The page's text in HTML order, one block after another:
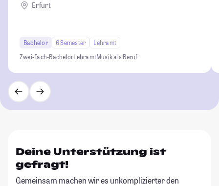
Erfurt
Bachelor 6 Semester
Lehramt
Zwei-Fach-BachelorLehramtMusik als Beruf
Deine Unterstützung ist
gefragt!
Gemeinsam machen wir es unkomplizierter den